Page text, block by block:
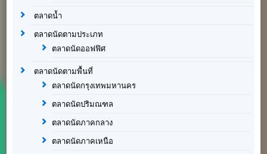
ตลาดน้ำ
ตลาดนัดตามประเภท
ตลาดนัดออฟฟิศ
ตลาดนัดตามพื้นที่
ตลาดนัดกรุงเทพมหานคร
ตลาดนัดปริมณฑล
ตลาดนัดภาคกลาง
ตลาดนัดภาคเหนือ